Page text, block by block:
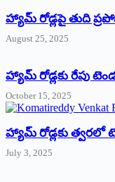
హ్యామ్‌ రోడ్లపై తుది
August 25, 2025
హ్యామ్‌ రోడ్లకు రేపు
October 15, 2025
హ్యామ్‌ రోడ్లకు త్వరలో
July 3, 2025